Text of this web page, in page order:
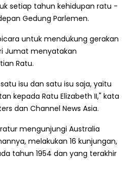
setiap tahun kehidupan ratu -
Gedung Parlemen.
untuk mendukung gerakan
Jumat menyatakan
Ratu.
isu dan satu isu saja, yaitu
kepada Ratu Elizabeth II," kata
dan Channel News Asia.
mengunjungi Australia
melakukan 16 kunjungan,
tahun 1954 dan yang terakhir